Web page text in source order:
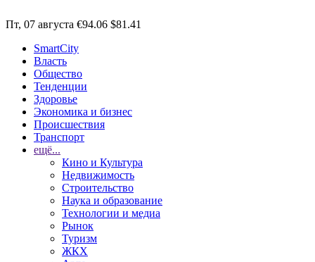
Пт, 07 августа €94.06 $81.41
SmartCity
Власть
Общество
Тенденции
Здоровье
Экономика и бизнес
Происшествия
Транспорт
ещё...
Кино и Культура
Недвижимость
Строительство
Наука и образование
Технологии и медиа
Рынок
Туризм
ЖКХ